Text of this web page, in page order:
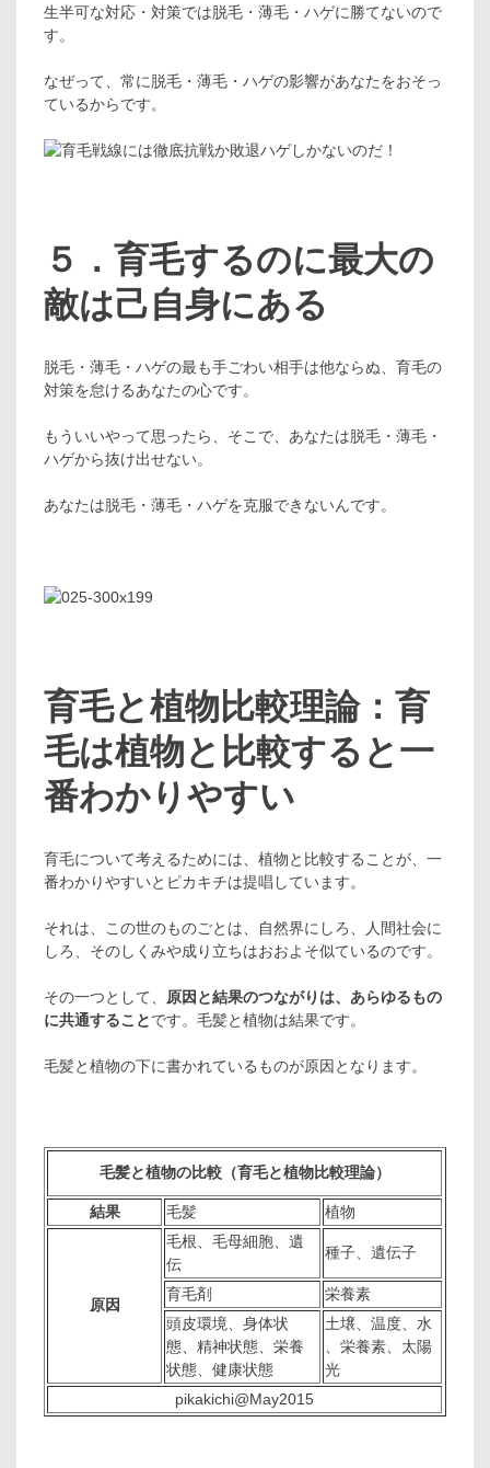
生半可な対応・対策では脱毛・薄毛・ハゲに勝てないので
す。
なぜって、常に脱毛・薄毛・ハゲの影響があなたをおそっ
ているからです。
５．育毛するのに最大の
敵は己自身にある
脱毛・薄毛・ハゲの最も手ごわい相手は他ならぬ、育毛の
対策を怠けるあなたの心です。
もういいやって思ったら、そこで、あなたは脱毛・薄毛・
ハゲから抜け出せない。
あなたは脱毛・薄毛・ハゲを克服できないんです。
育毛と植物比較理論：育
毛は植物と比較すると一
番わかりやすい
育毛について考えるためには、植物と比較することが、一
番わかりやすいとピカキチは提唱しています。
それは、この世のものごとは、自然界にしろ、人間社会に
しろ、そのしくみや成り立ちはおおよそ似ているのです。
その一つとして、
原因と結果のつながりは、あらゆるもの
に共通することです。毛髪と植物は結果です。
毛髪と植物の下に書かれているものが原因となります。
毛髪と植物の比較（育毛と植物比較理論）
結果 毛髪 植物
原因
毛根、毛母細胞、遺
伝
種子、遺伝子
育毛剤
栄養素
頭皮環境、身体状
態、精神状態、栄養
状態、健康状態
土壌、温度、水
、栄養素、太陽
光
pikakichi@May2015